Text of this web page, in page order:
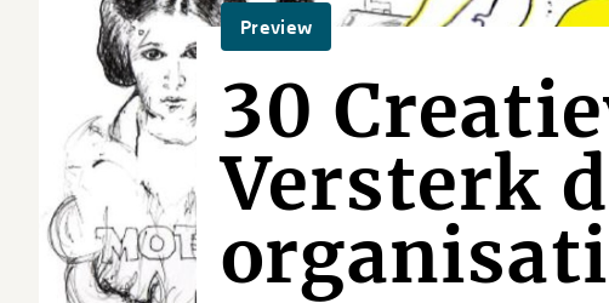
Preview
30
Versterk